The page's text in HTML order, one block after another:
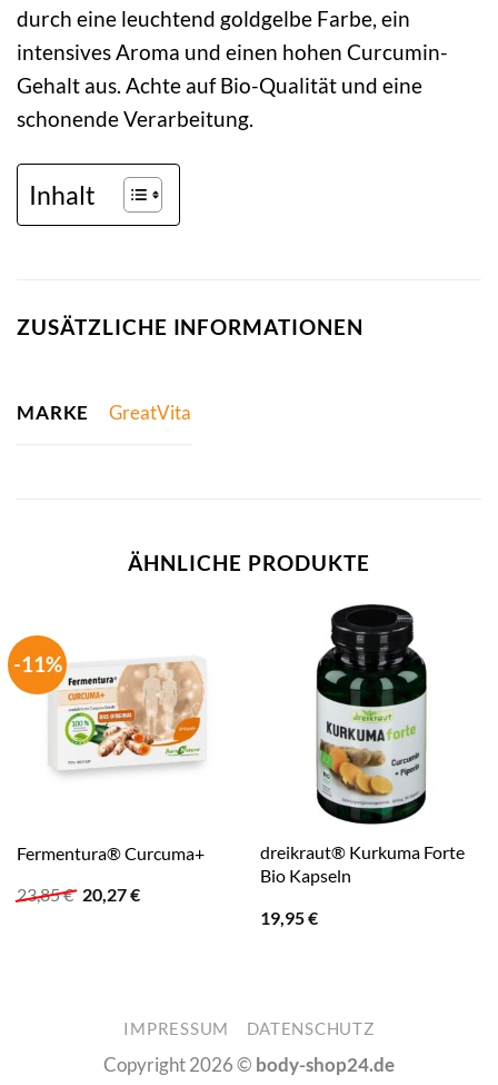
durch eine leuchtend goldgelbe Farbe, ein
intensives Aroma und einen hohen Curcumin-
Gehalt aus. Achte auf Bio-Qualität und eine
schonende Verarbeitung.
Inhalt
ZUSÄTZLICHE INFORMATIONEN
MARKE GreatVita
ÄHNLICHE PRODUKTE
-11%
Fermentura® Curcuma+
23,85€ Ursprünglicher
20,27€Aktueller
dreikraut® Kurkuma Forte
Bio Kapseln
19,95€
IMPRESSUM DATENSCHUTZ
Copyright 2026 © body-shop24.de